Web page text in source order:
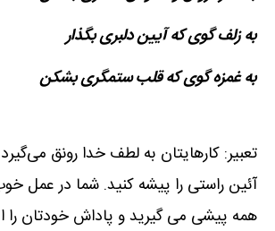
به زلف گوی که آیین دلبری بگذار
به غمزه گوی که قلب ستمگری بشکن
تعبیر: کارهایتان به لطف خدا رونق
آئین راستی را پیشه کنید. شما در عمل
همه پیشی می گیرید و پاداش خودتان را